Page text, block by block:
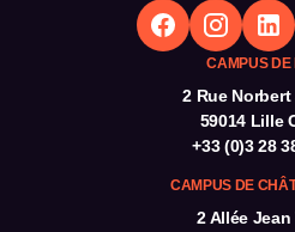
n’existe pas de passerelles
procédure d’admission
écoles ISEN en France.CAMPUS DE
2 Rue Norbert
59014 Lille
+33 (0)3 28
CAMPUS DE
2 Allée Jean